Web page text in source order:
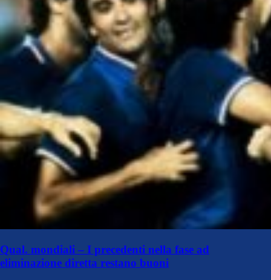
Qual. mondiali – I precedenti nella fase ad
eliminazione diretta restano buoni